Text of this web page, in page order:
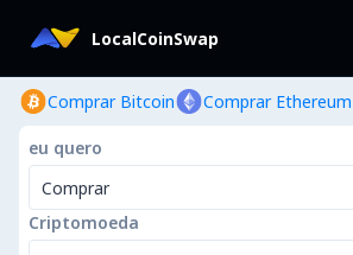
LocalCoinSwap
Comprar Bitcoin Comprar Ethereum
eu quero
Comprar
Criptomoeda